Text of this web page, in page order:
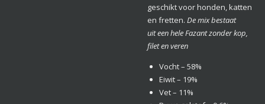
geschikt voor honden, katten
en fretten. De mix bestaat
uit een hele Fazant zonder kop,
filet en veren
Vocht – 58%
Eiwit – 19%
Vet – 11%